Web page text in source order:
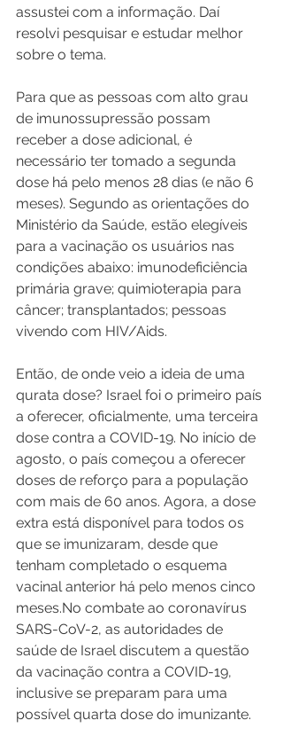
assustei com a informação. Daí
resolvi pesquisar e estudar melhor
sobre o tema.
Para que as pessoas com alto grau
de imunossupressão possam
receber a dose adicional, é
necessário ter tomado a segunda
dose há pelo menos 28 dias (e não 6
meses). Segundo as orientações do
Ministério da Saúde, estão elegíveis
para a vacinação os usuários nas
condições abaixo: imunodeficiência
primária grave; quimioterapia para
câncer; transplantados; pessoas
vivendo com HIV/Aids.
Então, de onde veio a ideia de uma
qurata dose? Israel foi o primeiro país
a oferecer, oficialmente, uma terceira
dose contra a COVID-19. No início de
agosto, o país começou a oferecer
doses de reforço para a população
com mais de 60 anos. Agora, a dose
extra está disponível para todos os
que se imunizaram, desde que
tenham completado o esquema
vacinal anterior há pelo menos cinco
meses.No combate ao coronavírus
SARS-CoV-2, as autoridades de
saúde de Israel discutem a questão
da vacinação contra a COVID-19,
inclusive se preparam para uma
possível quarta dose do imunizante.